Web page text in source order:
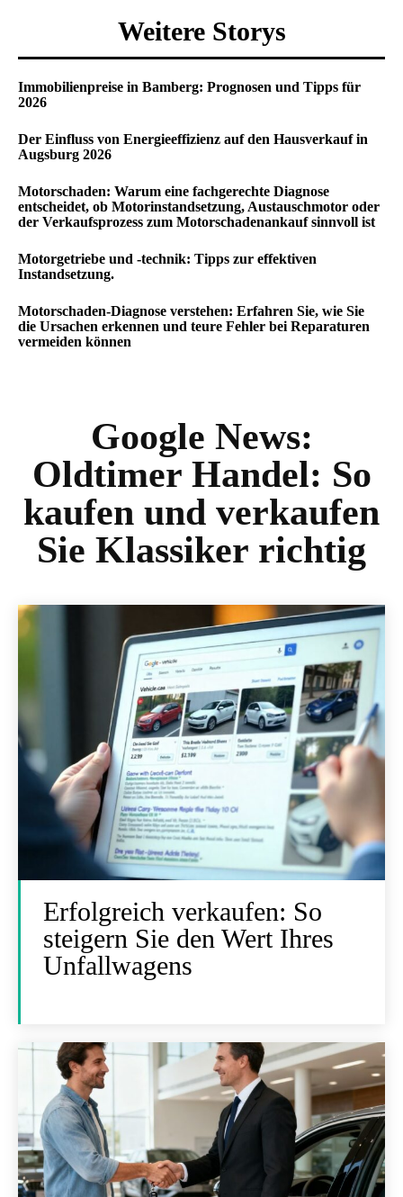
Weitere Storys
Immobilienpreise in Bamberg: Prognosen und Tipps für
2026
Der Einfluss von Energieeffizienz auf den Hausverkauf in
Augsburg 2026
Motorschaden: Warum eine fachgerechte Diagnose
entscheidet, ob Motorinstandsetzung, Austauschmotor oder
der Verkaufsprozess zum Motorschadenankauf sinnvoll ist
Motorgetriebe und -technik: Tipps zur effektiven
Instandsetzung.
Motorschaden-Diagnose verstehen: Erfahren Sie, wie Sie
die Ursachen erkennen und teure Fehler bei Reparaturen
vermeiden können
Google News:
Oldtimer Handel: So
kaufen und verkaufen
Sie Klassiker richtig
Erfolgreich verkaufen: So
steigern Sie den Wert Ihres
Unfallwagens